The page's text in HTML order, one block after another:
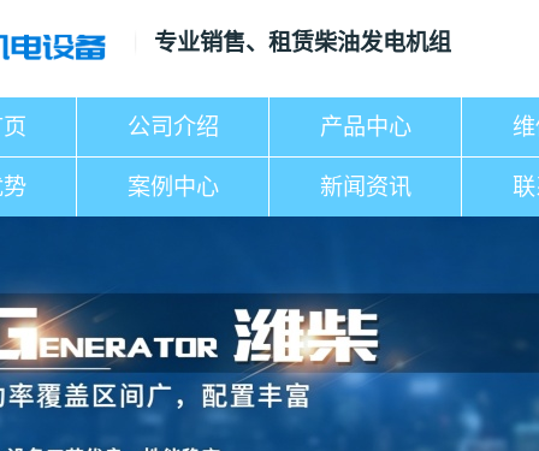
专业销售、租赁柴油发电机组
公司介绍 产品中心
案例中心 新闻资讯